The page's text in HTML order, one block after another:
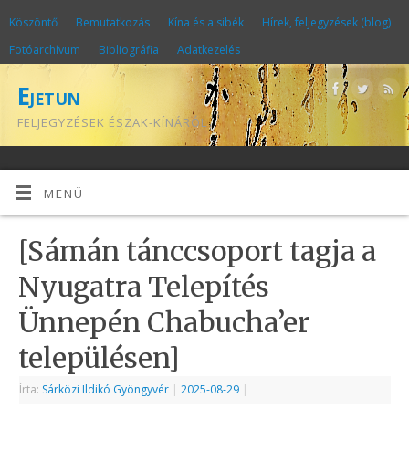
Köszöntő Bemutatkozás Kína és a sibék
Hírek, feljegyzések (blog)
Fotóarchívum
Bibliográfia Adatkezelés
Ejetun
FELJEGYZÉSEK ÉSZAK-KÍNÁRÓL
MENÜ
[Sámán tánccsoport tagja a
Nyugatra Telepítés
Ünnepén Chabucha’er
településen]
Írta: Sárközi Ildikó Gyöngyvér | 2025-08-29 |